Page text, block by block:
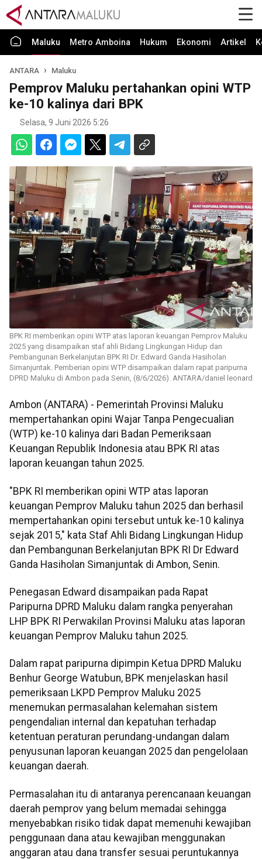
Maluku Metro Amboina Hukum Ekonomi Artikel
ANTARA Maluku
Pemprov Maluku pertahankan opini WTP
ke-10 kalinya dari BPK
Selasa, 9 Juni 2026 5:26
BPK RI memberikan opini WTP atas laporan keuangan Pemprov Maluku
2025 yang disampaikan staf ahli Bidang Lingkungan Hidup dan
Pembangunan Berkelanjutan BPK RI Dr. Edward Ganda Hasiholan
Simanjuntak. Pemberian opini WTP disampaikan dalam rapat paripurna
DPRD Maluku di Ambon pada Senin, (8/6/2026). ANTARA/daniel leonard
Ambon (ANTARA) - Pemerintah Provinsi Maluku
mempertahankan opini Wajar Tanpa Pengecualian
(WTP) ke-10 kalinya dari Badan Pemeriksaan
Keuangan Republik Indonesia atau BPK RI atas
laporan keuangan tahun 2025.
"BPK RI memberikan opini WTP atas laporan
keuangan Pemprov Maluku tahun 2025 dan berhasil
mempertahankan opini tersebut untuk ke-10 kalinya
sejak 2015," kata Staf Ahli Bidang Lingkungan Hidup
dan Pembangunan Berkelanjutan BPK RI Dr Edward
Ganda Hasiholan Simanjuntak di Ambon, Senin.
Penegasan Edward disampaikan pada Rapat
Paripurna DPRD Maluku dalam rangka penyerahan
LHP BPK RI Perwakilan Provinsi Maluku atas laporan
keuangan Pemprov Maluku tahun 2025.
Dalam rapat paripurna dipimpin Ketua DPRD Maluku
Benhur George Watubun, BPK menjelaskan hasil
pemeriksaan LKPD Pemprov Maluku 2025
menemukan permasalahan kelemahan sistem
pengendalian internal dan kepatuhan terhadap
ketentuan peraturan perundang-undangan dalam
penyusunan laporan keuangan 2025 dan pengelolaan
keuangan daerah.
Permasalahan itu di antaranya perencanaan keuangan
daerah pemprov yang belum memadai sehingga
menyebabkan risiko tidak dapat memenuhi kewajiban
penggunaan dana atau kewajiban menggunakan
anggaran atau dana transfer sesuai peruntukannya